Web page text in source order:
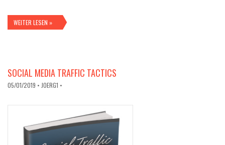
WEITER LESEN »
SOCIAL MEDIA TRAFFIC TACTICS
05/01/2019 • JOERG1 •